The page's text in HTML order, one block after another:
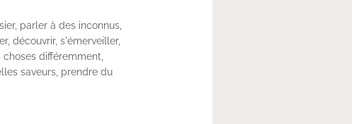
parler à des inconnus,
découvrir, s'émerveiller,
choses différemment,
saveurs, prendre du